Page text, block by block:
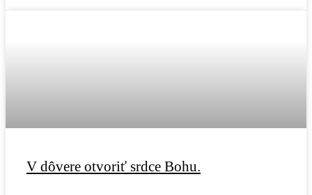
V dôvere otvoriť srdce Bohu.